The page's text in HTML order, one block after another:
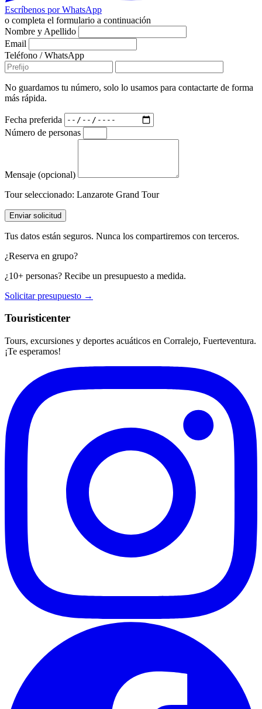
Escríbenos por WhatsApp
o completa el formulario a continuación
Nombre y Apellido
Email
Teléfono / WhatsApp
No guardamos tu número, solo lo usamos para contactarte de forma
más rápida.
Fecha preferida
Número de personas
Mensaje (opcional)
Tour seleccionado: Lanzarote Grand Tour
Enviar solicitud
Tus datos están seguros. Nunca los compartiremos con terceros.
¿Reserva en grupo?
¿10+ personas? Recibe un presupuesto a medida.
Solicitar presupuesto →
Touristicenter
Tours, excursiones y deportes acuáticos en Corralejo, Fuerteventura.
¡Te esperamos!